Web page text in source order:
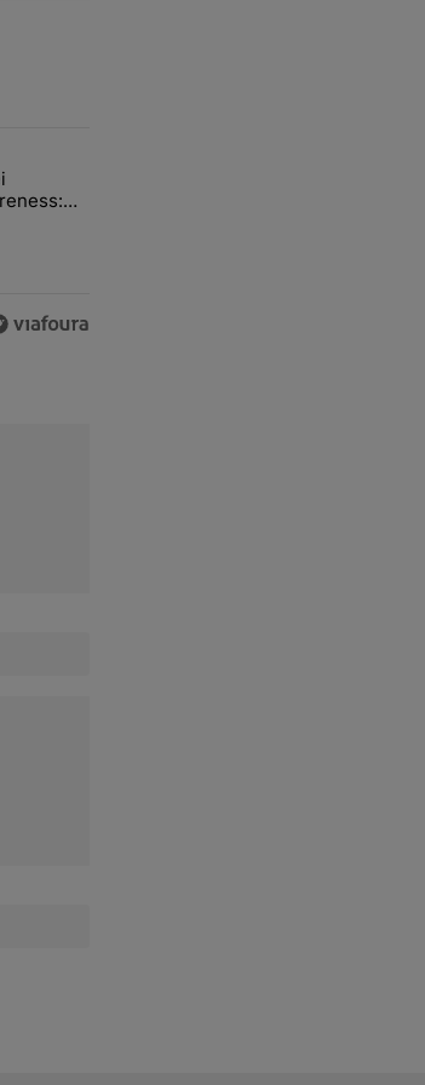
7 days.
massiv gestört" mit 1 kommentar.
"Margin Calls bei Situational Awareness: Alles